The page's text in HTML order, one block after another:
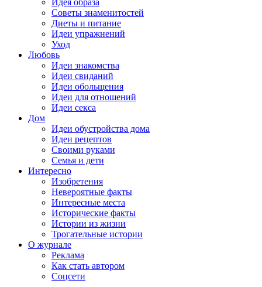
Идея образа
Советы знаменитостей
Диеты и питание
Идеи упражнений
Уход
Любовь
Идеи знакомства
Идеи свиданий
Идеи обольщения
Идеи для отношений
Идеи секса
Дом
Идеи обустройства дома
Идеи рецептов
Своими руками
Семья и дети
Интересно
Изобретения
Невероятные факты
Интересные места
Исторические факты
Истории из жизни
Трогательные истории
О журнале
Реклама
Как стать автором
Соцсети